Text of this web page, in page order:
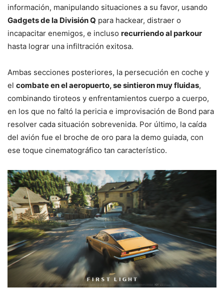
información, manipulando situaciones a su favor, usando
Gadgets de la División Q para hackear, distraer o
incapacitar enemigos, e incluso recurriendo al parkour
hasta lograr una infiltración exitosa.
Ambas secciones posteriores, la persecución en coche y
el combate en el aeropuerto, se sintieron muy fluidas,
combinando tiroteos y enfrentamientos cuerpo a cuerpo,
en los que no faltó la pericia e improvisación de Bond para
resolver cada situación sobrevenida. Por último, la caída
del avión fue el broche de oro para la demo guiada, con
ese toque cinematográfico tan característico.